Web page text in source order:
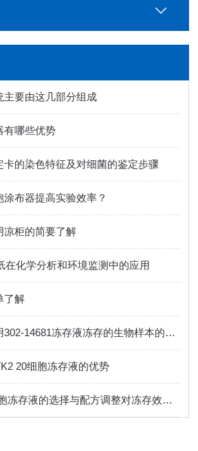
主要由这几部分组成
有哪些优势
卡的染色特征及对细菌的鉴定步骤
布器提高实验效率？
凉柜的简要了解
在化学分析和环境监测中的应用
了解
探讨如何评估使用302-14681冻存液冻存的生物样本的质量
20细胞冻存液的优势
BAMBANKER细胞冻存液的选择与配方调整对冻存效果的影响